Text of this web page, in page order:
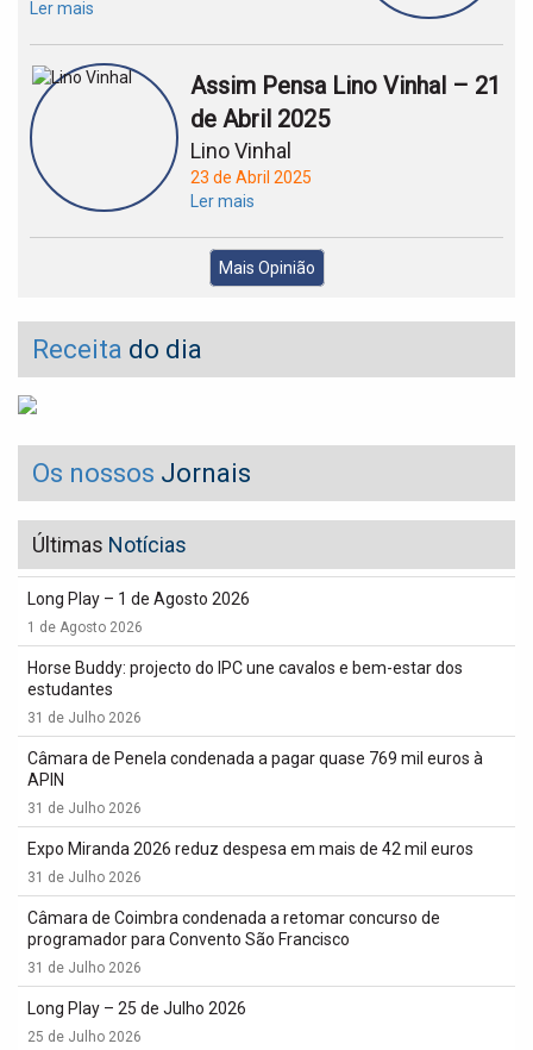
Ler mais
Assim Pensa Lino Vinhal – 21
de Abril 2025
Lino Vinhal
23 de Abril 2025
Ler mais
Mais Opinião
Receita do dia
Os nossos Jornais
Últimas Notícias
Long Play – 1 de Agosto 2026
1 de Agosto 2026
Horse Buddy: projecto do IPC une cavalos e bem-estar dos
estudantes
31 de Julho 2026
Câmara de Penela condenada a pagar quase 769 mil euros à
APIN
31 de Julho 2026
Expo Miranda 2026 reduz despesa em mais de 42 mil euros
31 de Julho 2026
Câmara de Coimbra condenada a retomar concurso de
programador para Convento São Francisco
31 de Julho 2026
Long Play – 25 de Julho 2026
25 de Julho 2026